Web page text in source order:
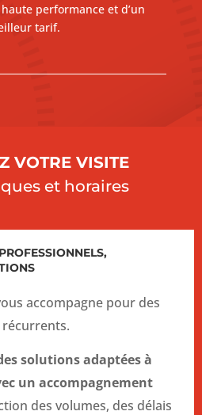
performance et d’un
tarif.
VOTRE VISITE
et horaires
accompagne pour des
solutions adaptées à
un accompagnement
des volumes, des délais